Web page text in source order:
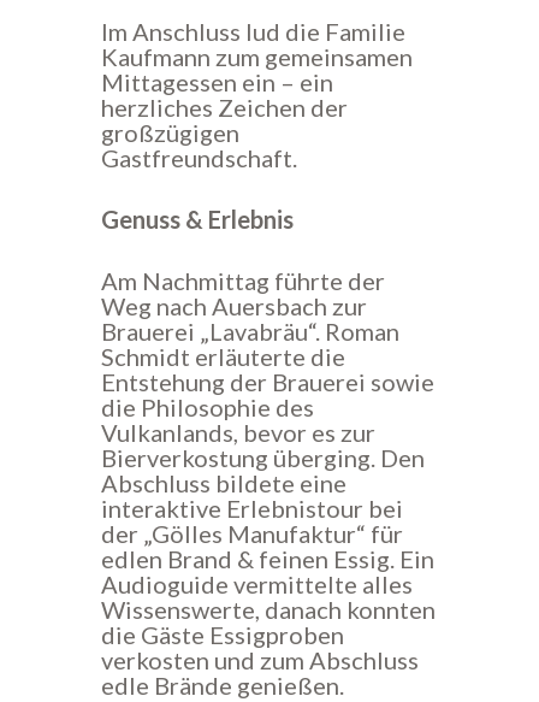
Im Anschluss lud die Familie
Kaufmann zum gemeinsamen
Mittagessen ein – ein
herzliches Zeichen der
großzügigen
Gastfreundschaft.
Genuss & Erlebnis
Am Nachmittag führte der
Weg nach Auersbach zur
Brauerei „Lavabräu“. Roman
Schmidt erläuterte die
Entstehung der Brauerei sowie
die Philosophie des
Vulkanlands, bevor es zur
Bierverkostung überging. Den
Abschluss bildete eine
interaktive Erlebnistour bei
der „Gölles Manufaktur“ für
edlen Brand & feinen Essig. Ein
Audioguide vermittelte alles
Wissenswerte, danach konnten
die Gäste Essigproben
verkosten und zum Abschluss
edle Brände genießen.